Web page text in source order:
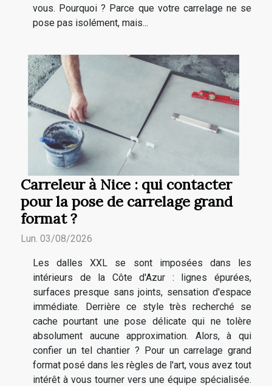
vous. Pourquoi ? Parce que votre carrelage ne se
pose pas isolément, mais...
Carreleur à Nice : qui contacter
pour la pose de carrelage grand
format ?
Lun. 03/08/2026
Les dalles XXL se sont imposées dans les
intérieurs de la Côte d'Azur : lignes épurées,
surfaces presque sans joints, sensation d'espace
immédiate. Derrière ce style très recherché se
cache pourtant une pose délicate qui ne tolère
absolument aucune approximation. Alors, à qui
confier un tel chantier ? Pour un carrelage grand
format posé dans les règles de l'art, vous avez tout
intérêt à vous tourner vers une équipe spécialisée.